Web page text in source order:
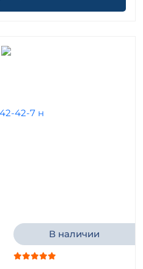
В наличии